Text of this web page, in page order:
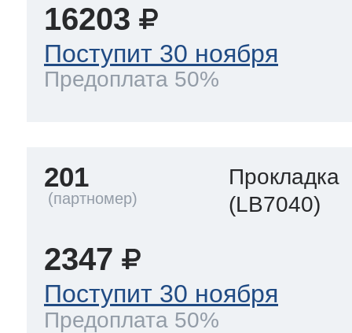
16203
Поступит 30 ноября
Предоплата 50%
201
Прокладка
(LB7040)
2347
Поступит 30 ноября
Предоплата 50%